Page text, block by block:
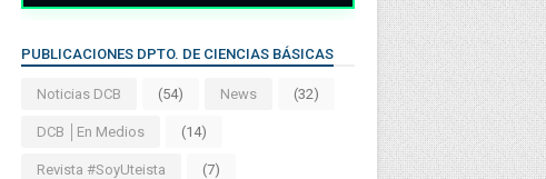
PUBLICACIONES DPTO. DE CIENCIAS BÁSICAS
Noticias DCB (54) News (32)
DCB │En Medios (14)
Revista #SoyUteista (7)